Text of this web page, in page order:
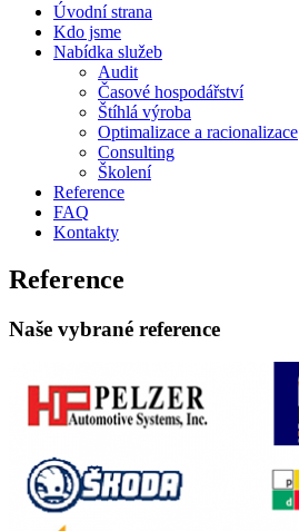
Úvodní strana
Kdo jsme
Nabídka služeb
Audit
Časové hospodářství
Štíhlá výroba
Optimalizace a racionalizace
Consulting
Školení
Reference
FAQ
Kontakty
Reference
Naše vybrané reference